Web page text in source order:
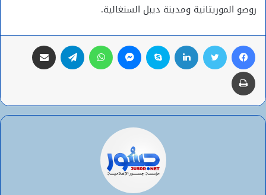
روصو الموريتانية ومدينة ديبل السنغالية.
فيسبوك تويتر لينكدإن سكايب ماسنجر واتساب تيلقرام
طباعة